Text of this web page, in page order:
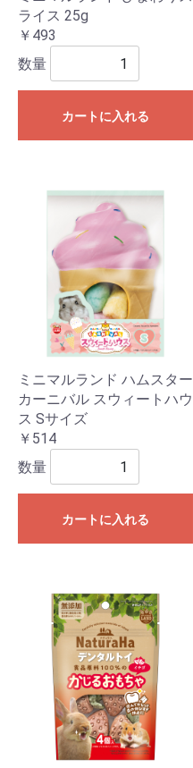
ライス 25g
￥493
数量
カートに入れる
ミニマルランド ハムスター
カーニバル スウィートハウ
ス Sサイズ
￥514
数量
カートに入れる